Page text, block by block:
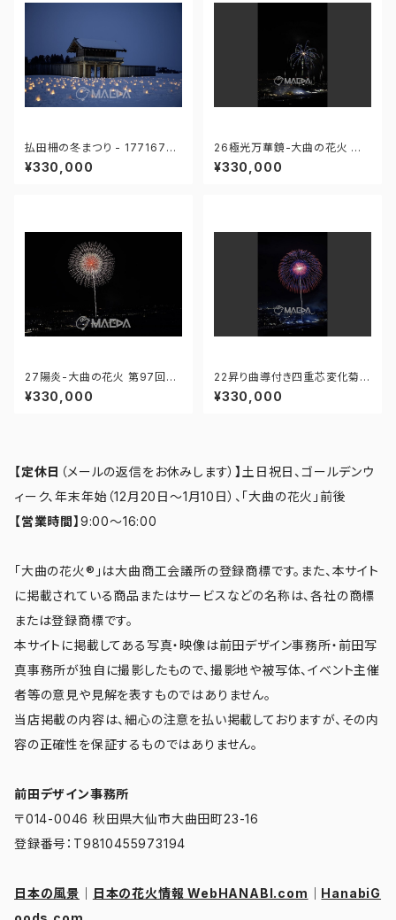
払田柵の冬まつり - 17716762
4360517
¥330,000
26極光万華鏡-大曲の花火 第9
7回全国花火競技大会 - 1766
71212382521
¥330,000
27陽炎-大曲の花火 第97回全
国花火競技大会 - 176671212
373605
¥330,000
22昇り曲導付き四重芯変化菊-
大曲の花火 第97回全国花火競
技大会 - 176671211943597
¥330,000
【定休日 （メールの返信をお休みします）】 土日祝日、ゴールデンウ
ィーク、年末年始（12月20日～1月10日）、「大曲の花火」前後
【営業時間】 9:00～16:00
「大曲の花火®」は大曲商工会議所の登録商標です。また、本サイト
に掲載されている商品またはサービスなどの名称は、各社の商標
または登録商標です。
本サイトに掲載してある写真・映像は前田デザイン事務所・前田写
真事務所が独自に撮影したもので、撮影地や被写体、イベント主催
者等の意見や見解を表すものではありません。
当店掲載の内容は、細心の注意を払い掲載しておりますが、その内
容の正確性を保証するものではありません。
前田デザイン事務所
〒014-0046 秋田県大仙市大曲田町23-16
登録番号：T9810455973194
日本の風景 日本の花火情報 WebHANABI.com
HanabiG